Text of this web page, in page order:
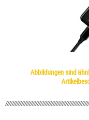
Abbildungen sind